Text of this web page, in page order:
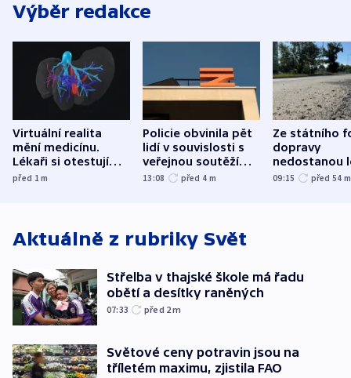
Výběr redakce
Virtuální realita
mění medicínu.
Lékaři si otestují
každý řez, říká
před 1m
Policie obvinila pět
lidí v souvislosti s
veřejnou soutěží
Správy železnic
13:08 před 4 m
Ze státního
dopravy
nedostanou
kraje na
09:15 před 54 m
Aktuálně z rubriky Svět
Střelba v thajské škole má řadu
obětí a desítky raněných
07:33 před 2m
Světové ceny potravin jsou na
tříletém maximu, zjistila FAO